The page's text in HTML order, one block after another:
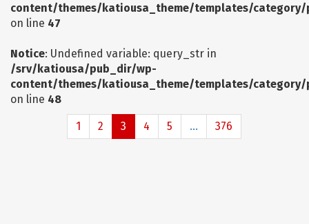
content/themes/katiousa_theme/templates/
on line 47
Notice: Undefined variable: query_str in
/srv/katiousa/pub_dir/wp-
content/themes/katiousa_theme/templates/
on line 48
1 2 3 4 5 ... 376